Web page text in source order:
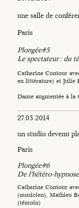
une salle de
Paris
Plongée#5
Le spectateur : du
Catherine Contour
en littérature) et Julie
Danse augmentée à
27.03.2014
un studio devenu
Paris
Plongée#6
De l’hétéro-
Catherine Contour
(musicien), Mathieu
(témoin)